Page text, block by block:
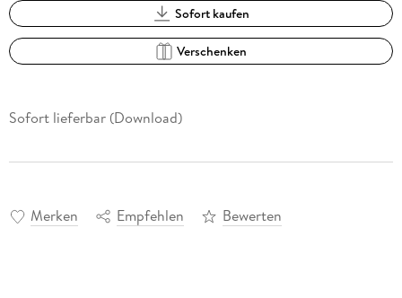
Sofort kaufen
Verschenken
Sofort lieferbar (Download)
Merken Empfehlen Bewerten